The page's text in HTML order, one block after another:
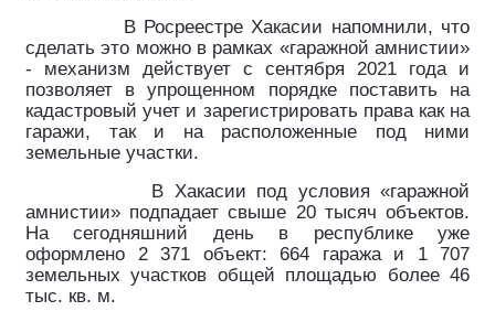
В Росреестре Хакасии напомнили, что
сделать это можно в рамках «гаражной амнистии»
- механизм действует с сентября 2021 года и
позволяет в упрощенном порядке поставить на
кадастровый учет и зарегистрировать права как на
гаражи, так и на расположенные под ними
земельные участки.
В Хакасии под условия «гаражной
амнистии» подпадает свыше 20 тысяч объектов.
На сегодняшний день в республике уже
оформлено 2 371 объект: 664 гаража и 1 707
земельных участков общей площадью более 46
тыс. кв. м.